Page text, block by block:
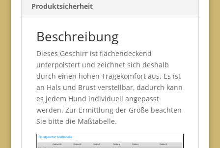
Produktsicherheit
Beschreibung
Dieses Geschirr ist flächendeckend
unterpolstert und zeichnet sich deshalb
durch einen hohen Tragekomfort aus. Es ist
an Hals und Brust verstellbar, dadurch kann
es jedem Hund individuell angepasst
werden. Zur Ermittlung der Größe beachten
Sie bitte die Maßtabelle.